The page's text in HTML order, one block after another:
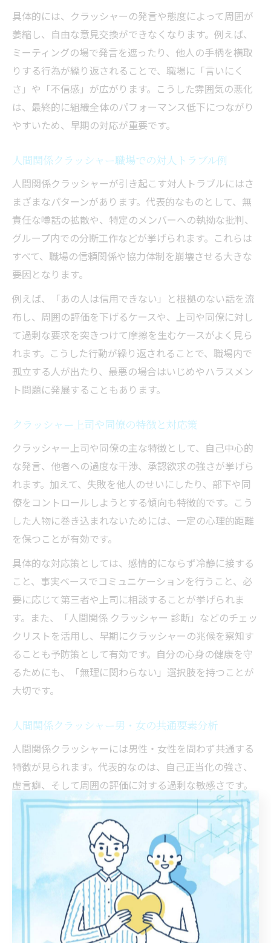
具体的には、クラッシャーの発言や態度によって周囲が
萎縮し、自由な意見交換ができなくなります。例えば、
ミーティングの場で発言を遮ったり、他人の手柄を横取
りする行為が繰り返されることで、職場に「言いにく
さ」や「不信感」が広がります。こうした雰囲気の悪化
は、最終的に組織全体のパフォーマンス低下につながり
やすいため、早期の対応が重要です。
人間関係クラッシャー職場での対人トラブル例
人間関係クラッシャーが引き起こす対人トラブルにはさ
まざまなパターンがあります。代表的なものとして、無
責任な噂話の拡散や、特定のメンバーへの執拗な批判、
グループ内での分断工作などが挙げられます。これらは
すべて、職場の信頼関係や協力体制を崩壊させる大きな
要因となります。
例えば、「あの人は信用できない」と根拠のない話を流
布し、周囲の評価を下げるケースや、上司や同僚に対し
て過剰な要求を突きつけて摩擦を生むケースがよく見ら
れます。こうした行動が繰り返されることで、職場内で
孤立する人が出たり、最悪の場合はいじめやハラスメン
ト問題に発展することもあります。
クラッシャー上司や同僚の特徴と対応策
クラッシャー上司や同僚の主な特徴として、自己中心的
な発言、他者への過度な干渉、承認欲求の強さが挙げら
れます。加えて、失敗を他人のせいにしたり、部下や同
僚をコントロールしようとする傾向も特徴的です。こう
した人物に巻き込まれないためには、一定の心理的距離
を保つことが有効です。
具体的な対応策としては、感情的にならず冷静に接する
こと、事実ベースでコミュニケーションを行うこと、必
要に応じて第三者や上司に相談することが挙げられま
す。また、「人間関係 クラッシャー 診断」などのチェッ
クリストを活用し、早期にクラッシャーの兆候を察知す
ることも予防策として有効です。自分の心身の健康を守
るためにも、「無理に関わらない」選択肢を持つことが
大切です。
人間関係クラッシャー男・女の共通要素分析
人間関係クラッシャーには男性・女性を問わず共通する
特徴が見られます。代表的なのは、自己正当化の強さ、
虚言癖、そして周囲の評価に対する過剰な敏感さです。
これらは「クラッシャー女 特徴」「人間関係 クラッシャ
ー 男」などの検索ワードでも多く言及されています。
また、共通して見られるのが、他者への共感力の低さ
や、グループ内で自分の存在感を誇示しようとする行動
です。たとえば、会話の主導権を握りたがったり、他人
の意見を否定することで自分の立場を強調する傾向があ
ります。こうした特徴を早期に見抜くことで、トラブル
に巻き込まれるリスクを減らし、健全な人間関係を保つ